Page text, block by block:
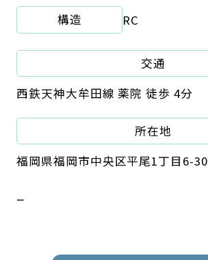
構造 RC
交通
西鉄天神大牟田線 薬院 徒歩 4分
所在地
福岡県福岡市中央区平尾1丁目6-30
ー